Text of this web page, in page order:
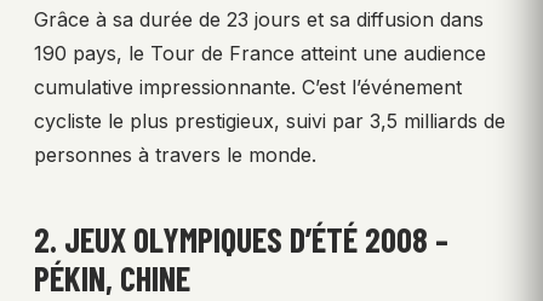
Grâce à sa durée de 23 jours et sa diffusion dans
190 pays, le Tour de France atteint une audience
cumulative impressionnante. C’est l’événement
cycliste le plus prestigieux, suivi par 3,5 milliards de
personnes à travers le monde.
2. JEUX OLYMPIQUES D’ÉTÉ 2008 –
PÉKIN, CHINE